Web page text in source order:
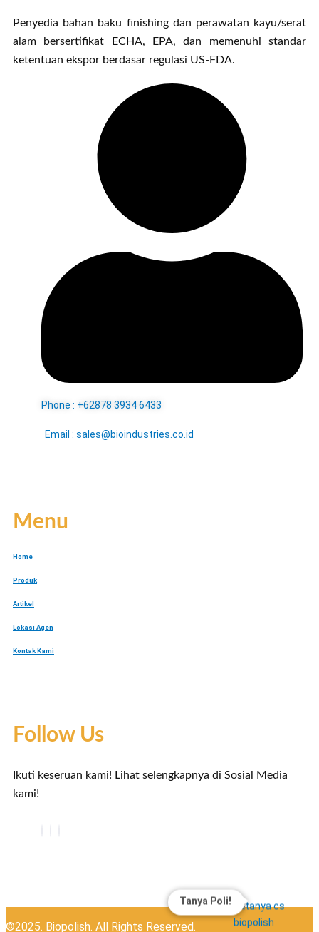
Penyedia bahan baku finishing dan perawatan kayu/serat
alam bersertifikat ECHA, EPA, dan memenuhi standar
ketentuan ekspor berdasar regulasi US-FDA.
Phone : +62878 3934 6433
Email : sales@bioindustries.co.id
Menu
Home
Produk
Artikel
Lokasi Agen
Kontak Kami
Follow Us
Ikuti keseruan kami! Lihat selengkapnya di Sosial Media
kami!
©2025. Biopolish. All Rights Reserved.
Tanya Poli!